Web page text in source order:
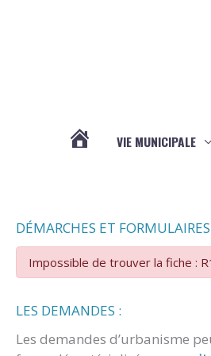
VIE MUNICIPALE
DÉMARCHES ET FORMULAIRES
Impossible de trouver la fiche :
LES DEMANDES :
Les demandes d’urbanisme